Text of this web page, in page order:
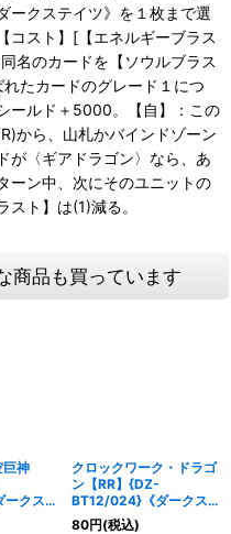
ークステイツ》を１枚まで選
コスト】[【エネルギーブラス
名のカードを【ソウルブラス
たカードのグレード１につ
ールド＋5000。【自】：この
から、山札かバインドゾーン
が〈ギアドラゴン〉なら、あ
ーン中、次にそのユニットの
ト】は(1)減る。
商品も買っています
巨神
クステ
クロックワーク・ドラゴ
ン【RR】{DZ-
BT12/024}《ダークス
テイツ》
80円(税込)